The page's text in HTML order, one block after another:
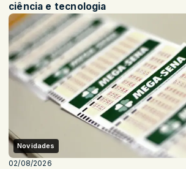
ciência e tecnologia
Novidades
02/08/2026